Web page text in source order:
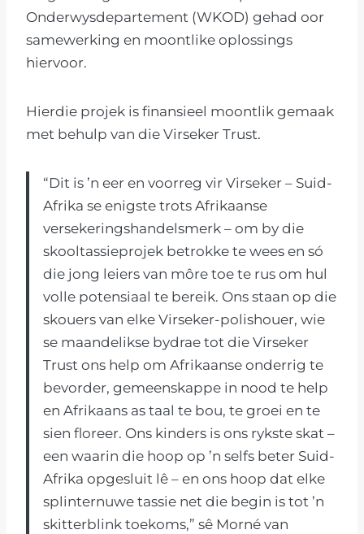
Onderwysdepartement (WKOD) gehad oor
samewerking en moontlike oplossings
hiervoor.
Hierdie projek is finansieel moontlik gemaak
met behulp van die Virseker Trust.
“Dit is ’n eer en voorreg vir Virseker – Suid-
Afrika se enigste trots Afrikaanse
versekeringshandelsmerk – om by die
skooltassieprojek betrokke te wees en só
die jong leiers van môre toe te rus om hul
volle potensiaal te bereik. Ons staan op die
skouers van elke Virseker-polishouer, wie
se maandelikse bydrae tot die Virseker
Trust ons help om Afrikaanse onderrig te
bevorder, gemeenskappe in nood te help
en Afrikaans as taal te bou, te groei en te
sien floreer. Ons kinders is ons rykste skat –
een waarin die hoop op ’n selfs beter Suid-
Afrika opgesluit lê – en ons hoop dat elke
splinternuwe tassie net die begin is tot ’n
skitterblink toekoms,” sê Morné van